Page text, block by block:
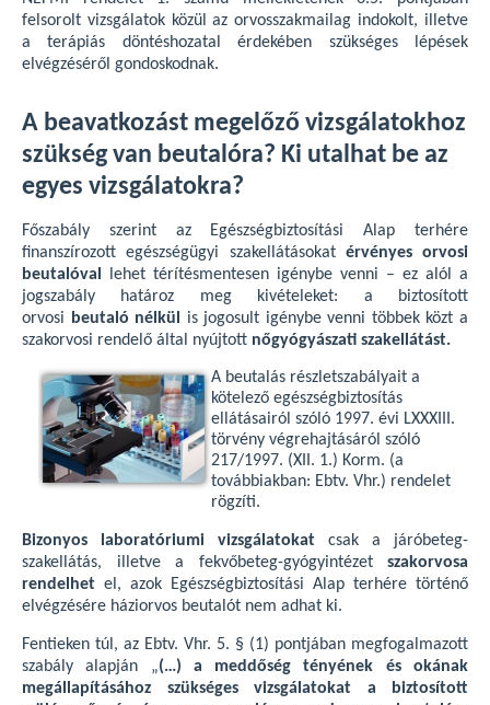
felsorolt vizsgálatok közül az orvosszakmailag indokolt, illetve
a terápiás döntéshozatal érdekében szükséges lépések
elvégzéséről gondoskodnak.
A beavatkozást megelőző vizsgálatokhoz
szükség van beutalóra? Ki utalhat be az
egyes vizsgálatokra?
Főszabály szerint az Egészségbiztosítási Alap terhére
finanszírozott egészségügyi szakellátásokat érvényes orvosi
beutalóval
lehet térítésmentesen igénybe venni – ez alól a
jogszabály határoz meg kivételeket: a biztosított
orvosi beutaló nélkül
is jogosult igénybe venni többek közt a
szakorvosi rendelő által nyújtott nőgyógyászati szakellátást.
A beutalás részletszabályait a
kötelező egészségbiztosítás
ellátásairól szóló 1997. évi LXXXIII.
törvény végrehajtásáról szóló
217/1997. (XII. 1.) Korm. (a
továbbiakban: Ebtv. Vhr.) rendelet
rögzíti.
Bizonyos laboratóriumi vizsgálatokat csak a járóbeteg-
szakellátás, illetve a fekvőbeteg-gyógyintézet szakorvosa
rendelhet el, azok Egészségbiztosítási Alap terhére történő
elvégzésére háziorvos beutalót nem adhat ki.
Fentieken túl, az Ebtv. Vhr. 5. § (1) pontjában megfogalmazott
szabály alapján „(…) a meddőség tényének és okának
megállapításához szükséges vizsgálatokat a biztosított